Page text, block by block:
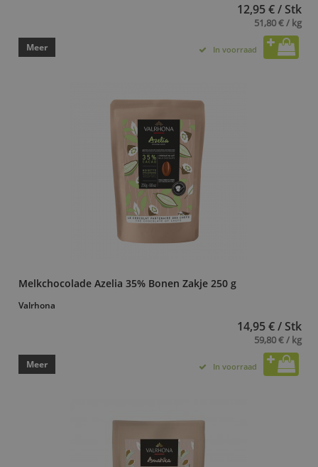
12,95 € / Stk
51,80 € / kg
Meer In voorraad
Melkchocolade Azelia 35% Bonen Zakje 250 g
Valrhona
14,95 € / Stk
59,80 € / kg
Meer In voorraad